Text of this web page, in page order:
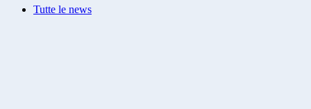
Tutte le news